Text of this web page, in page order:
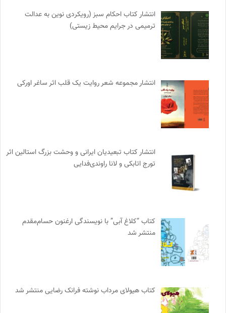
انتشار کتاب احکام سبز (رویکردی نوین به عدالت
ترمیمی در جرایم محیط‌ زیستی)
انتشار مجموعه شعر روایت یک قلب اثر ساغر اورکی
انتشار کتاب تبعیدیان ایرانی و وحشت بزرگ استالین اثر
تورج اتابکی و لانا راوندی‌فدایی
کتاب “کلاغ آبی” با نویسندگی ارغنون حسام‌مقدم
منتشر شد
کتاب هیولای مرداب نوشته فرانک رضایی منتشر شد